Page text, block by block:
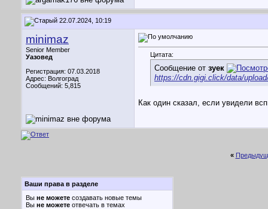
22.07.2024, 10:19
minimaz
Senior Member
Уазовед
Регистрация: 07.03.2018
Адрес: Волгоград
Сообщений: 5,815
Цитата:
Сообщение от зуек
https://cdn.gigi.click/data/
Как один сказал, если увидели
«
Ваши права в разделе
Вы не можете создавать новые темы
Вы не можете отвечать в темах